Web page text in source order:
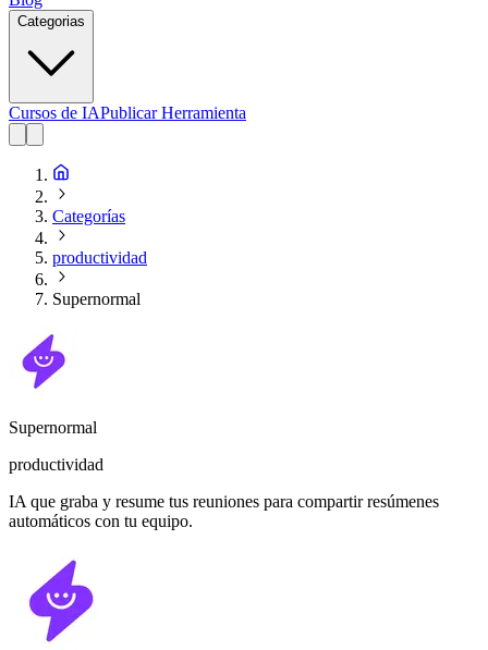
Categorias
Cursos de IAPublicar Herramienta
Categorías
productividad
Supernormal
Supernormal
productividad
IA que graba y resume tus reuniones para compartir resúmenes
automáticos con tu equipo.